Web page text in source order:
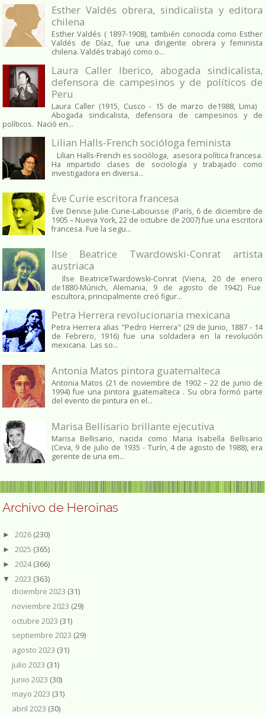
Esther Valdés obrera, sindicalista y editora
chilena
Esther Valdés ( 1897-1908), también conocida como Esther
Valdés de Díaz, fue una dirigente obrera y feminista
chilena. Valdés trabajó como o...
Laura Caller Iberico, abogada sindicalista,
defensora de campesinos y de políticos de
Peru
Laura Caller (1915, Cusco - 15 de marzo de1988, Lima)
Abogada sindicalista, defensora de campesinos y de
políticos. Nació en...
Lilian Halls-French socióloga feminista
Lilian Halls-French es socióloga, asesora política francesa.
Ha impartido clases de sociología y trabajado como
investigadora en diversa...
Ève Curie escritora francesa
Ève Denise Julie Curie-Labouisse (París, 6 de diciembre de
1905 – Nueva York, 22 de octubre de 2007) fue una escritora
francesa. Fue la segu...
Ilse Beatrice Twardowski-Conrat artista
austriaca
Ilse BeatriceTwardowski-Conrat (Viena, 20 de enero
de1880-Múnich, Alemania, 9 de agosto de 1942) Fue
escultora, principalmente creó figur...
Petra Herrera revolucionaria mexicana
Petra Herrera alias "Pedro Herrera" (29 de Junio, 1887 - 14
de Febrero, 1916) fue una soldadera en la revolución
mexicana. Las so...
Antonia Matos pintora guatemalteca
Antonia Matos (21 de noviembre de 1902 – 22 de junio de
1994) fue una pintora guatemalteca . Su obra formó parte
del evento de pintura en el...
Marisa Bellisario brillante ejecutiva
Marisa Bellisario, nacida como Maria Isabella Bellisario
(Ceva, 9 de julio de 1935 - Turín, 4 de agosto de 1988), era
gerente de una em...
Archivo de Heroinas
► 2026 (230)
► 2025 (365)
► 2024(366)
▼ 2023 (363)
diciembre 2023 (31)
noviembre 2023 (29)
octubre 2023 (31)
septiembre 2023 (29)
agosto 2023 (31)
julio 2023 (31)
junio 2023 (30)
mayo 2023 (31)
abril 2023 (30)